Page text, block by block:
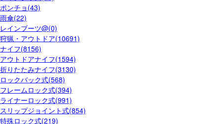
ポンチョ(43)
雨傘(22)
レインブーツ@(0)
狩猟・アウトドア(10691)
ナイフ(8156)
アウトドアナイフ(1594)
折りたたみナイフ(3130)
ロックバック式(568)
フレームロック式(394)
ライナーロック式(991)
スリップジョイント式(854)
特殊ロック式(219)